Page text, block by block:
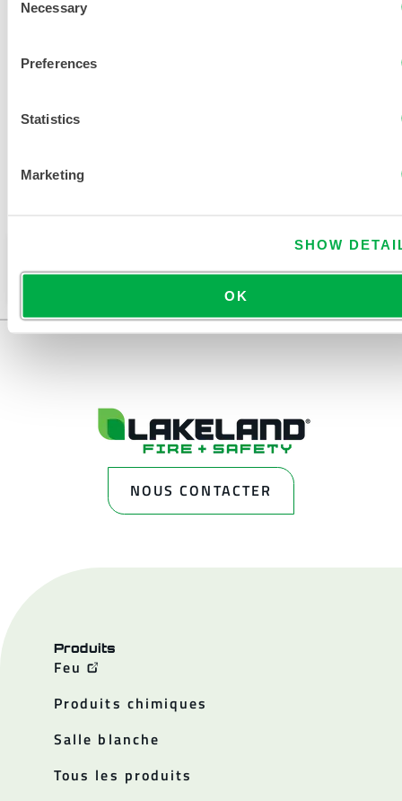
Selection
Necessary
Preferences
Statistics
Marketing
SHOW
OK
DOCUMENTS CONNEXES
Disponible dans les régions de vente suivantes : EUROPE,
Ce produit n'est pas vendu dans votre région. Vous
pouvez modifier votre région en haut de la page.
NOUS CONTACTER
Produits
Feu
Produits chimiques
Salle blanche
Tous les produits